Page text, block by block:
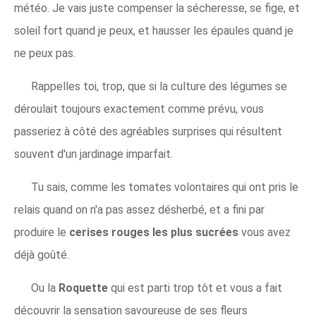
météo. Je vais juste compenser la sécheresse, se fige, et
soleil fort quand je peux, et hausser les épaules quand je
ne peux pas.
Rappelles toi, trop, que si la culture des légumes se
déroulait toujours exactement comme prévu, vous
passeriez à côté des agréables surprises qui résultent
souvent d'un jardinage imparfait.
Tu sais, comme les tomates volontaires qui ont pris le
relais quand on n'a pas assez désherbé, et a fini par
produire le cerises rouges les plus sucrées vous avez
déjà goûté.
Ou la Roquette qui est parti trop tôt et vous a fait
découvrir la sensation savoureuse de ses fleurs